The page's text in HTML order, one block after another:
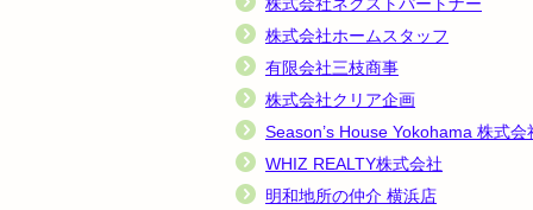
株式会社ホームスタッフ
有限会社三枝商事
株式会社クリア企画
Season’s House Yokohama 株式会
WHIZ REALTY株式会社
明和地所の仲介 横浜店